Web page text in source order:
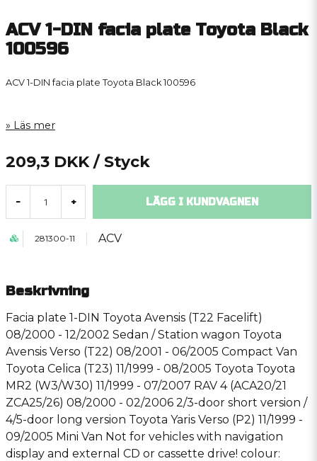
ACV 1-DIN facia plate Toyota Black
100596
ACV 1-DIN facia plate Toyota Black 100596
Läs mer
209,3 DKK / Styck
- + LÄGG I KUNDVAGNEN
281300-11 ACV
Beskrivning
Facia plate 1-DIN Toyota Avensis (T22 Facelift)
08/2000 - 12/2002 Sedan / Station wagon Toyota
Avensis Verso (T22) 08/2001 - 06/2005 Compact Van
Toyota Celica (T23) 11/1999 - 08/2005 Toyota Toyota
MR2 (W3/W30) 11/1999 - 07/2007 RAV 4 (ACA20/21
ZCA25/26) 08/2000 - 02/2006 2/3-door short version /
4/5-door long version Toyota Yaris Verso (P2) 11/1999 -
09/2005 Mini Van Not for vehicles with navigation
display and external CD or cassette drive! colour: